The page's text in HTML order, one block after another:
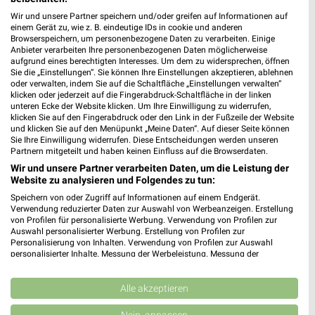
Weidentrift 4-6
23562 Lübeck
232,15 km
Drogerie & Parfümerie Angebote für Lübeck
und Umgebung
6 Prospekte
BUDNI BUDNI
Wir und unsere Partner speichern und/oder greifen auf Informationen auf
einem Gerät zu, wie z. B. eindeutige IDs in cookie und anderen
Browserspeichern, um personenbezogene Daten zu verarbeiten. Einige
Anbieter verarbeiten Ihre personenbezogenen Daten möglicherweise
aufgrund eines berechtigten Interesses. Um dem zu widersprechen, öffnen
Sie die „Einstellungen“. Sie können Ihre Einstellungen akzeptieren, ablehnen
oder verwalten, indem Sie auf die Schaltfläche „Einstellungen verwalten“
klicken oder jederzeit auf die Fingerabdruck-Schaltfläche in der linken
unteren Ecke der Website klicken. Um Ihre Einwilligung zu widerrufen,
klicken Sie auf den Fingerabdruck oder den Link in der Fußzeile der Website
und klicken Sie auf den Menüpunkt „Meine Daten“. Auf dieser Seite können
Sie Ihre Einwilligung widerrufen. Diese Entscheidungen werden unseren
Partnern mitgeteilt und haben keinen Einfluss auf die Browserdaten.
Wir und unsere Partner verarbeiten Daten, um die Leistung der
Website zu analysieren und Folgendes zu tun:
Speichern von oder Zugriff auf Informationen auf einem Endgerät.
Verwendung reduzierter Daten zur Auswahl von Werbeanzeigen. Erstellung
von Profilen für personalisierte Werbung. Verwendung von Profilen zur
Auswahl personalisierter Werbung. Erstellung von Profilen zur
Personalisierung von Inhalten. Verwendung von Profilen zur Auswahl
personalisierter Inhalte. Messung der Werbeleistung. Messung der
Kombinationen von Daten aus verschiedenen Quellen. Entwicklung und
Verbesserung der Angebote. Verwendung reduzierter Daten zur Auswahl
von Inhalten.
Daten können außerhalb der Europäischen Union weitergegeben und in die
Alle akzeptieren